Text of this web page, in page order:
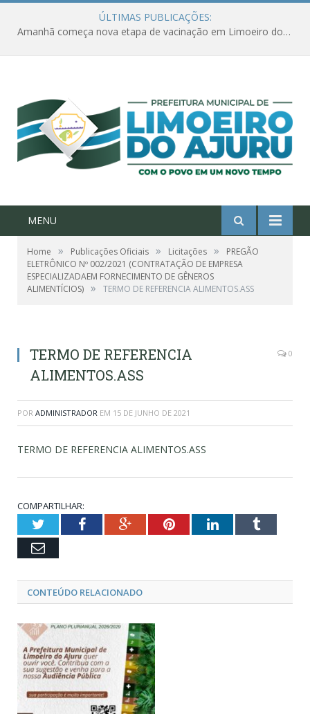
ÚLTIMAS PUBLICAÇÕES:
Amanhã começa nova etapa de vacinação em Limoeiro do Ajuru para idosos com 65 ou mais
MENU
Home » Publicações Oficiais » Licitações »
PREGÃO
ELETRÔNICO Nº 002/2021 (CONTRATAÇÃO DE EMPRESA
ESPECIALIZADAEM FORNECIMENTO DE GÊNEROS
ALIMENTÍCIOS) » TERMO DE REFERENCIA ALIMENTOS.ASS
TERMO DE REFERENCIA
ALIMENTOS.ASS
0
POR ADMINISTRADOR EM 15 DE JUNHO DE 2021
TERMO DE REFERENCIA ALIMENTOS.ASS
COMPARTILHAR:
TwitterFacebookGoogle+PinterestLinkedInTumblr
Email
CONTEÚDO RELACIONADO